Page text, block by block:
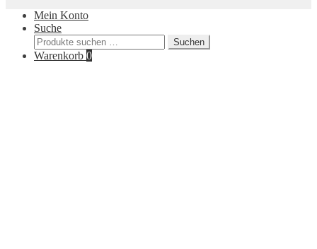
Mein Konto
Suche
Suchen
nach:
Suchen
Warenkorb 0